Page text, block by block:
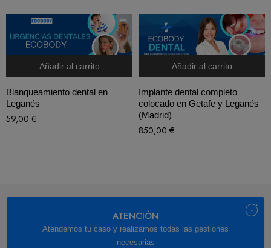
Añadir al carrito
Blanqueamiento dental en
Leganés
59,00 €
Añadir al carrito
Implante dental completo
colocado en Getafe y Leganés
(Madrid)
850,00 €
ATENCIÓN
Atendemos tu caso y realizamos todas las gestiones
necesarias